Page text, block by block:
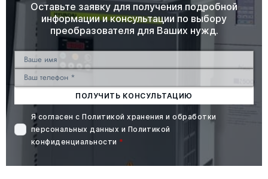
Оставьте заявку для получения подробной
информации и консультации по выбору
преобразователя для Ваших нужд.
ПОЛУЧИТЬ КОНСУЛЬТАЦИЮ
Я согласен сПолитикой хранения и обработки
персональных данных и Политикой
конфиденциальности *